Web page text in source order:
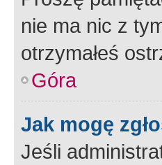
nie ma nic z
otrzymałeś
Góra
Jak mogę
Jeśli